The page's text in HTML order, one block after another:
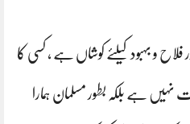
فلاح و بہبود کیلئے کوشاں ہے ، کسی کا
نہیں ہے بلکہ بطور مسلمان ہمارا